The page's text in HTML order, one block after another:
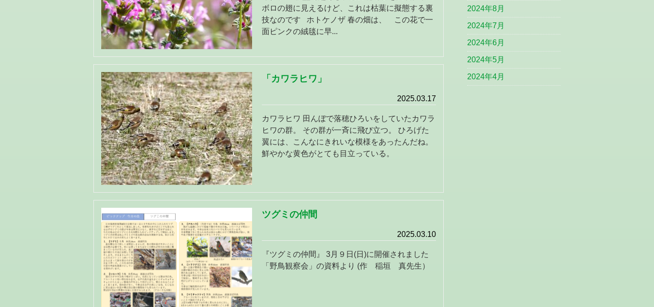
ボロの翅に見えるけど、これは枯葉に擬態する裏
技なのです ホトケノザ 春の畑は、 この花で一
面ピンクの絨毯に早...
「カワラヒワ」
2025.03.17
カワラヒワ 田んぼで落穂ひろいをしていたカワラ
ヒワの群。 その群が一斉に飛び立つ。 ひろげた
翼には、こんなにきれいな模様をあったんだね。
鮮やかな黄色がとても目立っている。
ツグミの仲間
2025.03.10
『ツグミの仲間』 3月９日(日)に開催されました
「野鳥観察会」の資料より (作 稲垣 真先生）
2024年8月
2024年7月
2024年6月
2024年5月
2024年4月